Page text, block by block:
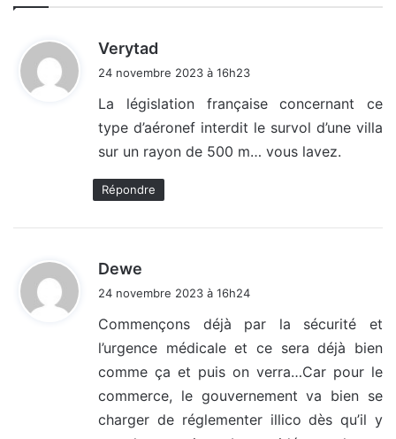
Verytad
:
24 novembre 2023 à 16h23
La législation française concernant ce
type d’aéronef interdit le survol d’une villa
sur un rayon de 500 m… vous lavez.
Répondre
Dewe
:
24 novembre 2023 à 16h24
Commençons déjà par la sécurité et
l’urgence médicale et ce sera déjà bien
comme ça et puis on verra…Car pour le
commerce, le gouvernement va bien se
charger de réglementer illico dès qu’il y